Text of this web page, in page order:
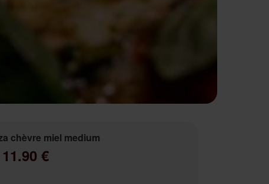
chèvre miel medium
11.90 €